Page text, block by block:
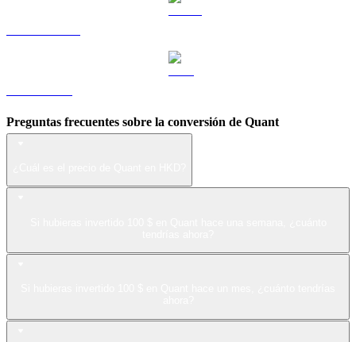
Preguntas frecuentes sobre la conversión de Quant